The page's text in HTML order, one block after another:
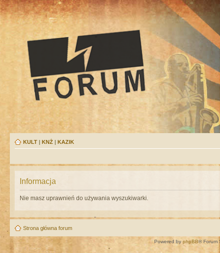
KULT | KNŻ | KAZIK
Informacja
Nie masz uprawnień do używania wyszukiwarki.
Strona główna forum
Powered by phpBB® Forum